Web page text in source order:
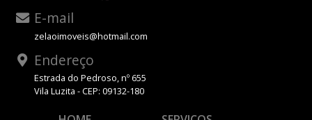
E-mail
zelaoimoveis@hotmail.com
Endereço
Estrada do Pedroso, nº 655
Vila Luzita - CEP: 09132-180